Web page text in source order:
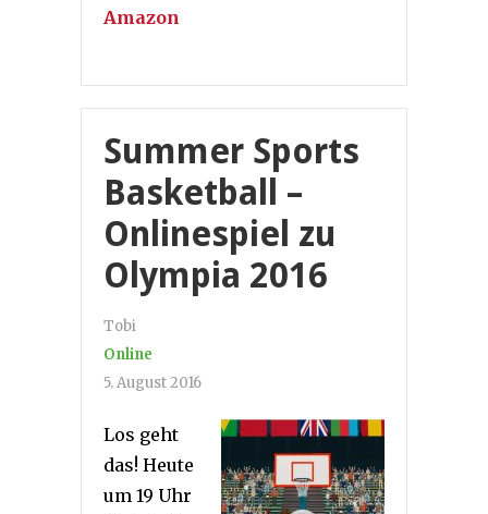
Amazon
Summer Sports
Basketball –
Onlinespiel zu
Olympia 2016
Tobi
Online
5. August 2016
Los geht
das! Heute
um 19 Uhr